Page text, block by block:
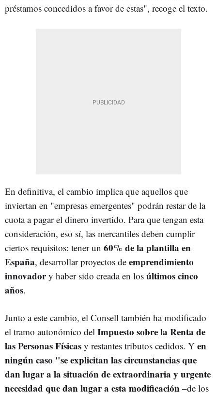
préstamos concedidos a favor de estas", recoge el texto.
En definitiva, el cambio implica que aquellos que
inviertan en "empresas emergentes" podrán restar de la
cuota a pagar el dinero invertido. Para que tengan esta
consideración, eso sí, las mercantiles deben cumplir
ciertos requisitos: tener un 60% de la plantilla en
España, desarrollar proyectos de emprendimiento
innovadory haber sido creada en los últimos cinco
años.
Junto a este cambio, el Consell también ha modificado
el tramo autonómico del Impuesto sobre la Renta de
las Personas Físicas y restantes tributos cedidos. Y en
ningún caso "se explicitan las circunstancias que
dan lugar a la situación de extraordinaria y urgente
necesidad que dan lugar a esta modificación –de los